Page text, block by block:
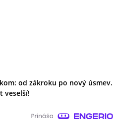
od zákroku po nový úsmev.
veselší!